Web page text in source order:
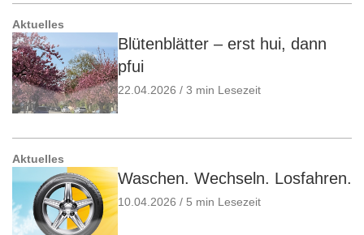
Aktuelles
Blütenblätter – erst hui, dann
pfui
22.04.2026 / 3 min Lesezeit
Aktuelles
Waschen. Wechseln. Losfahren.
10.04.2026 / 5 min Lesezeit